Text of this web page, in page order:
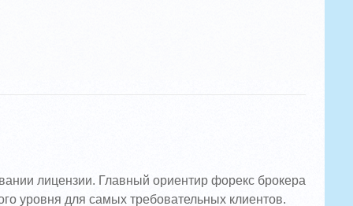
лицензии. Главный ориентир форекс брокера
уровня для самых требовательных клиентов.